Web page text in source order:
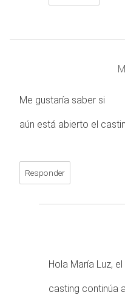
Me gustaría saber si
aún está abierto el
Responder
Hola María Luz, el
casting continúa